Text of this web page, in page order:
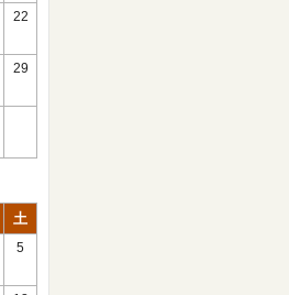
22
29
土
5